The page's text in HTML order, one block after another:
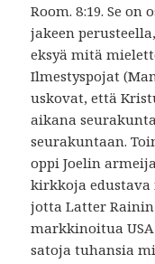
Room. 8:19. Se
jakeen
eksyä mitä
Ilmestyspojat
uskovat, että
aikana
seurakuntaan.
oppi Joelin
kirkkoja
jotta Latter
markkinoitua
satoja tuhansia